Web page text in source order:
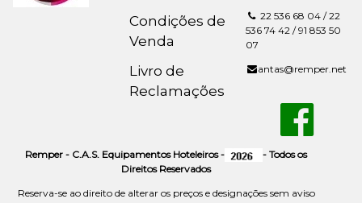
Condições de
Venda
Livro de
Reclamações
22 536 68 04 / 22
536 74 42 / 91 853 50
07
antas@remper.net
Remper - C.A.S. Equipamentos Hoteleiros -
- Todos os
Direitos Reservados
Reserva-se ao direito de alterar os preços e designações sem aviso